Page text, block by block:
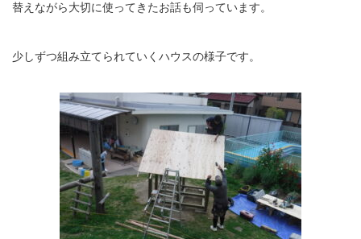
替えながら大切に使ってきたお話も伺っています。
少しずつ組み立てられていくハウスの様子です。